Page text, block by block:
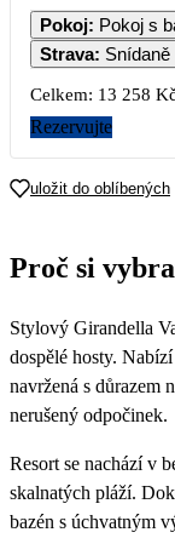
1
13
7 8
14
14 199 14
21 22
28 29
Pokoj:
Strava: Snídaně
Celkem: 13 258 Kč
Rezervujte
uložit do oblíbených
Proč si
Stylový Girandella
dospělé hosty.
navržená s důrazem
nerušený odpočinek.
Resort se nachází v
skalnatých pláží.
bazén s úchvatným